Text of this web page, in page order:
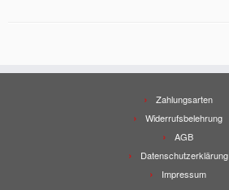
Zahlungsarten
Widerrufsbelehrung
AGB
Datenschutzerklärung
Impressum